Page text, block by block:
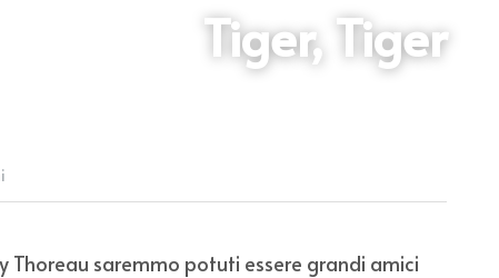
Tiger, Tiger
Thoreau saremmo potuti essere grandi amici